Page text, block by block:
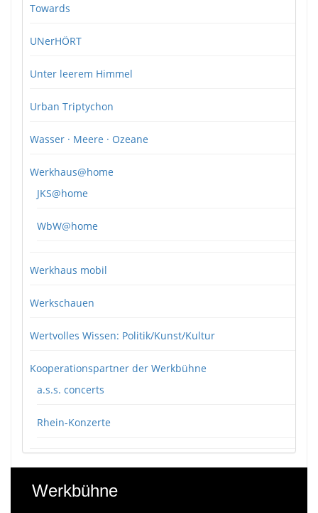
Towards
UNerHÖRT
Unter leerem Himmel
Urban Triptychon
Wasser · Meere · Ozeane
Werkhaus@home
JKS@home
WbW@home
Werkhaus mobil
Werkschauen
Wertvolles Wissen: Politik/Kunst/Kultur
Kooperationspartner der Werkbühne
a.s.s. concerts
Rhein-Konzerte
Werkbühne